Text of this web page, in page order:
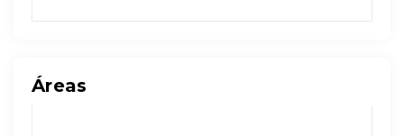
Áreas